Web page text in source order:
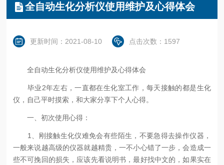
全自动生化分析仪使用维护及心得体会
更新时间：2021-08-10 点击次数：1597
全自动生化分析仪使用维护及心得体会
毕业2年左右，一直都在生化室工作，每天接触的都是生化
仪，自己平时摸索，和大家分享下个人心得。
一、初次使用心得：
1、刚接触生化仪难免会有些陌生，不要急得去操作仪器，
一般来说越高级的仪器就越精贵，一不小心错了一步，会造成一
些不可挽回的损失，应该先看说明书，最好找中文的，如果实在